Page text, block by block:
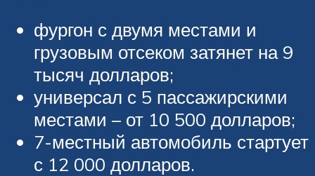
фургон с двумя местами и
грузовым отсеком затянет на 9
тысяч долларов;
универсал с 5 пассажирскими
местами – от 10 500 долларов;
7-местный автомобиль стартует
с 12 000 долларов.